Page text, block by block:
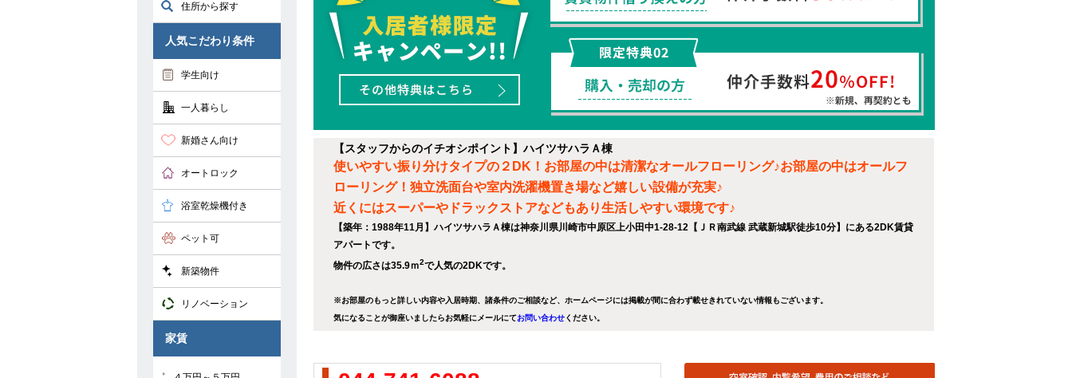
【スタッフからのイチオシポイント】ハイツサハラＡ棟
使いやすい振り分けタイプの２DK！お部屋の中は清潔なオールフローリング♪お部屋の中はオールフ
ローリング！独立洗面台や室内洗濯機置き場など嬉しい設備が充実♪
近くにはスーパーやドラックストアなどもあり生活しやすい環境です♪
【築年：1988年11月】ハイツサハラＡ棟は神奈川県川崎市中原区上小田中1-28-12【ＪＲ南武線 武蔵新城駅徒歩10分】にある2DK賃貸
アパートです。
物件の広さは35.9ｍ2で人気の2DKです。
※お部屋のもっと詳しい内容や入居時期、諸条件のご相談など、ホームページには掲載が間に合わず載せきれていない情報もございます。
気になることが御座いましたらお気軽にメールにてお問い合わせください。
住所から探す
人気こだわり条件
学生向け
一人暮らし
新婚さん向け
オートロック
浴室乾燥機付き
ペット可
新築物件
リノベーション
家賃